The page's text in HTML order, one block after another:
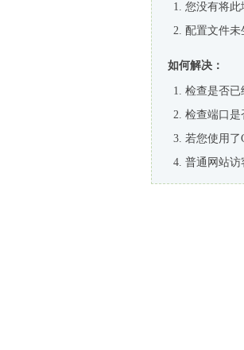
您没有将
配置文件未
如何解决：
检查是否已
检查端口是
若您使用了
普通网站访